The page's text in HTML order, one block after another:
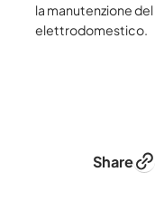
la manutenzione
elettrodomestico.
ShareLink